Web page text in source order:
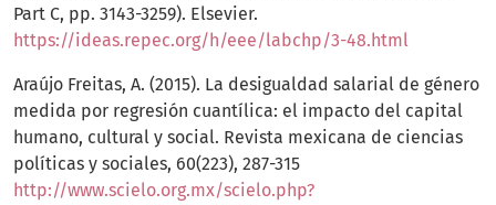
Part C, pp. 3143-3259). Elsevier.
https://ideas.repec.org/h/eee/labchp/3-48.html
Araújo Freitas, A. (2015). La desigualdad salarial de género
medida por regresión cuantílica: el impacto del capital
humano, cultural y social. Revista mexicana de ciencias
políticas y sociales, 60(223), 287-315
http://www.scielo.org.mx/scielo.php?